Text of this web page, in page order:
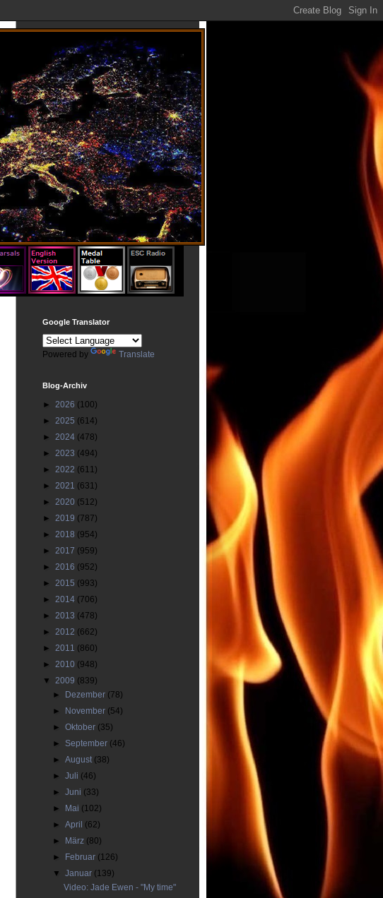
Google Translator
Powered by Translate
Blog-Archiv
► 2026 (100)
► 2025 (614)
► 2024 (478)
► 2023 (494)
► 2022 (611)
► 2021 (631)
► 2020 (512)
► 2019 (787)
► 2018 (954)
► 2017 (959)
► 2016 (952)
► 2015 (993)
► 2014 (706)
► 2013 (478)
► 2012 (662)
► 2011 (860)
► 2010 (948)
▼ 2009 (839)
►
Dezember (78)
►
November (54)
►Oktober (35)
► September (46)
►August (38)
►Juli (46)
►Juni (33)
►
Mai (102)
►April (62)
►
März (80)
►
Februar (126)
▼Januar (139)
Video: Jade Ewen - "My time"